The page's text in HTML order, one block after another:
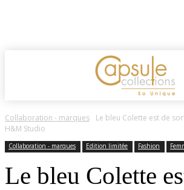
Collaboration - marques
Le bleu Colette est de
H&M Studio
Collaboration - marques Edition limitée Fashion
Le bleu Colette